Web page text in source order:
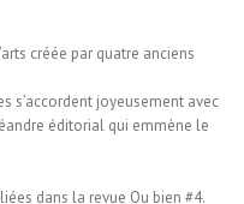
créée par quatre anciens
s’accordent joyeusement avec
éditorial qui emmène le
dans la revue Ou bien #4.